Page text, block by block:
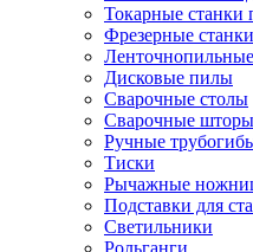
Токарные станки
Фрезерные
Дисковые пилы
Сварочные столы
Сварочные шторы
Ручные
Тиски
Рычажные
Подставки для
Светильники
Рольганги